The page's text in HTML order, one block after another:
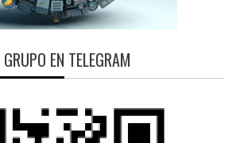
EN TELEGRAM